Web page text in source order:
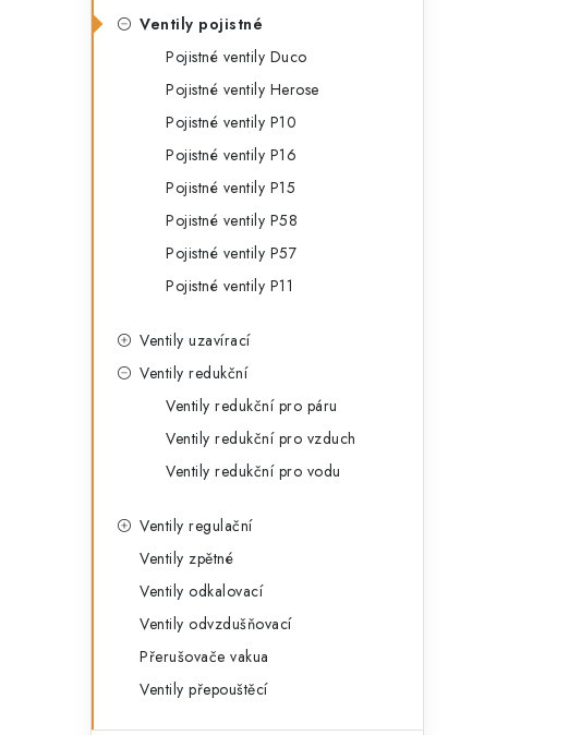
st
Ventily pojistné
Pojistné ventily Duco
Pojistné ventily Herose
Pojistné ventily P10
Pojistné ventily P16
Pojistné ventily P15
Pojistné ventily P58
Pojistné ventily P57
Pojistné ventily P11
Ventily uzavírací
Ventily redukční
Ventily redukční pro páru
Ventily redukční pro vzduch
Ventily redukční pro vodu
Ventily regulační
Ventily zpětné
Ventily odkalovací
Ventily odvzdušňovací
Přerušovače vakua
Ventily přepouštěcí